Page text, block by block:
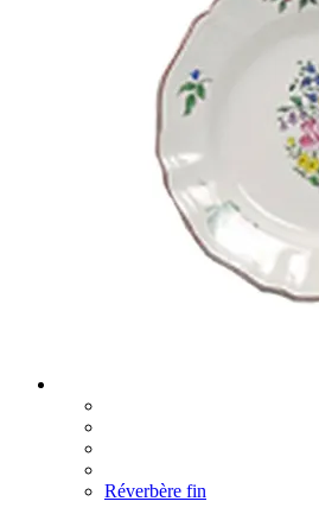
Réverbère fin